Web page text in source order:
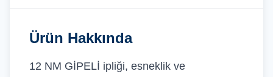
Ürün Hakkında
12 NM GİPELİ ipliği, esneklik ve